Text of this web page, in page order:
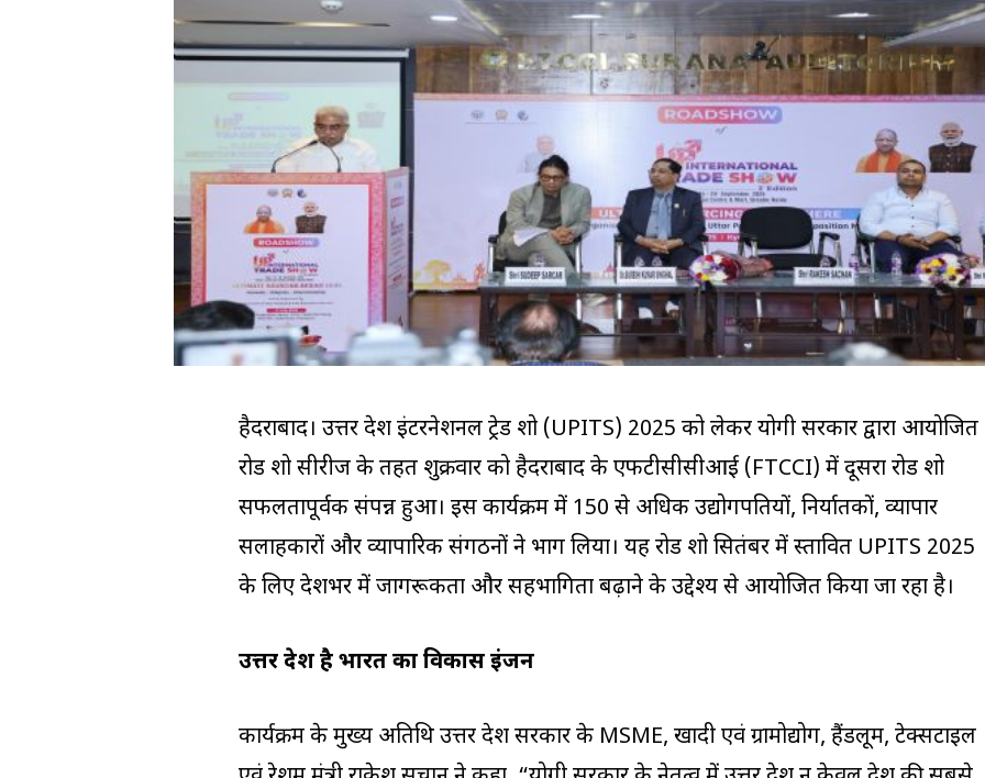
हैदराबाद। उत्तर प्रदेश इंटरनेशनल ट्रेड शो (UPITS) 2025 को लेकर योगी सरकार द्वारा आयोजित
रोड शो सीरीज के तहत शुक्रवार को हैदराबाद के एफटीसीसीआई (FTCCI) में दूसरा रोड शो
सफलतापूर्वक संपन्न हुआ। इस कार्यक्रम में 150 से अधिक उद्योगपतियों, निर्यातकों, व्यापार
सलाहकारों और व्यापारिक संगठनों ने भाग लिया। यह रोड शो सितंबर में प्रस्तावित UPITS 2025
के लिए देशभर में जागरूकता और सहभागिता बढ़ाने के उद्देश्य से आयोजित किया जा रहा है।
उत्तर प्रदेश है भारत का विकास इंजन
कार्यक्रम के मुख्य अतिथि उत्तर प्रदेश सरकार के MSME, खादी एवं ग्रामोद्योग, हैंडलूम, टेक्सटाइल